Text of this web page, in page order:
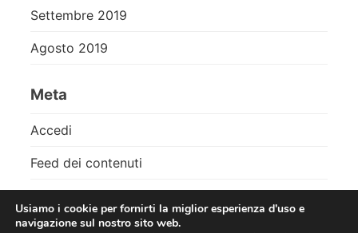
Settembre 2019
Agosto 2019
Meta
Accedi
Feed dei contenuti
WordPress.org
Usiamo i cookie per fornirti la miglior esperienza d'uso e
navigazione sul nostro sito web.